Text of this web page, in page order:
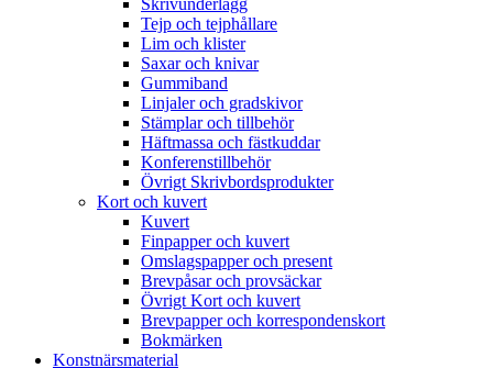
Skrivunderlägg
Tejp och tejphållare
Lim och klister
Saxar och knivar
Gummiband
Linjaler och gradskivor
Stämplar och tillbehör
Häftmassa och fästkuddar
Konferenstillbehör
Övrigt Skrivbordsprodukter
Kort och kuvert
Kuvert
Finpapper och kuvert
Omslagspapper och present
Brevpåsar och provsäckar
Övrigt Kort och kuvert
Brevpapper och korrespondenskort
Bokmärken
Konstnärsmaterial